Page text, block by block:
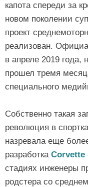
капота спереди за
новом поколении
проект
реализован.
в апреле 2019 года,
прошел тремя
специального
Собственно такая
революция в
назревала еще
разработка Corvette
стадиях инженеры
родстера со